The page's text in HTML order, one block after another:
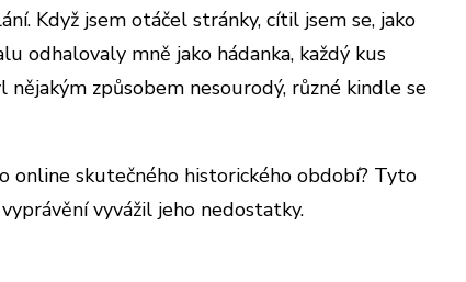
Když jsem otáčel stránky, cítil jsem se, jako
odhalovaly mně jako hádanka, každý kus
způsobem nesourodý, různé kindle se
online skutečného historického období? Tyto
vyvážil jeho nedostatky.